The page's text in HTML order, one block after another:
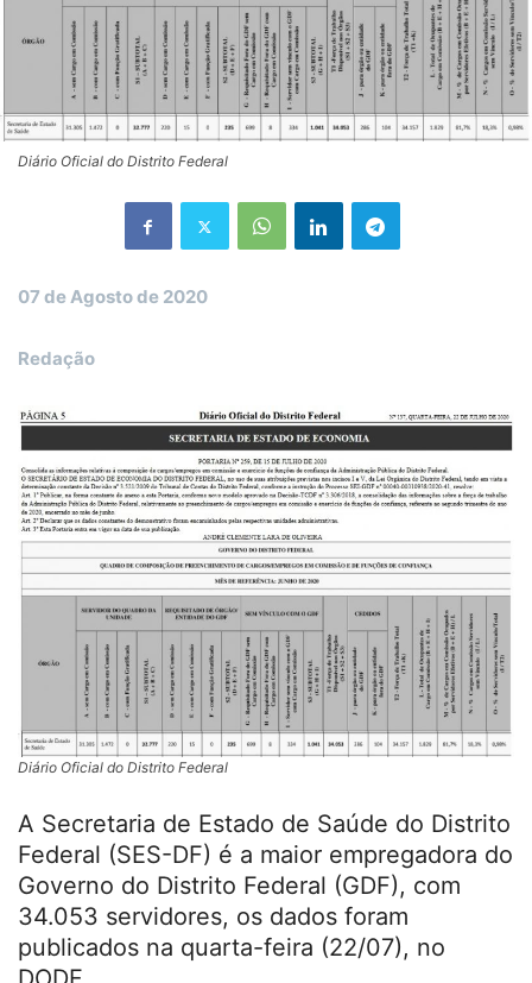
Diário Oficial do Distrito Federal
07 de Agosto de 2020
Redação
Diário Oficial do Distrito Federal
A Secretaria de Estado de Saúde do Distrito
Federal (SES-DF) é a maior empregadora do
Governo do Distrito Federal (GDF), com
34.053 servidores, os dados foram
publicados na quarta-feira (22/07), no